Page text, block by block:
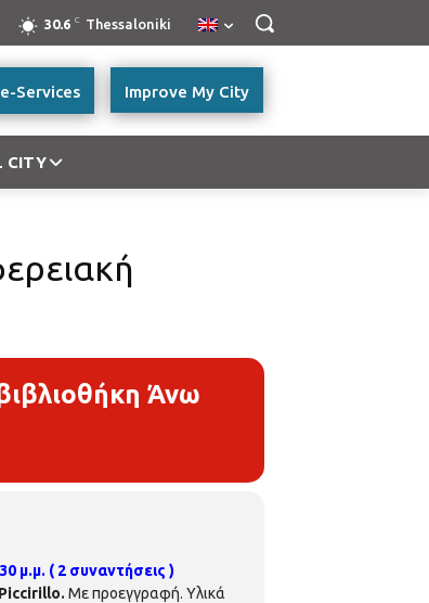
30.6 C Thessaloniki
Improve My City
e-Services
CITY
Άνω
μ.μ. ( 2 συναντήσεις )
Με προεγγραφή. Υλικά